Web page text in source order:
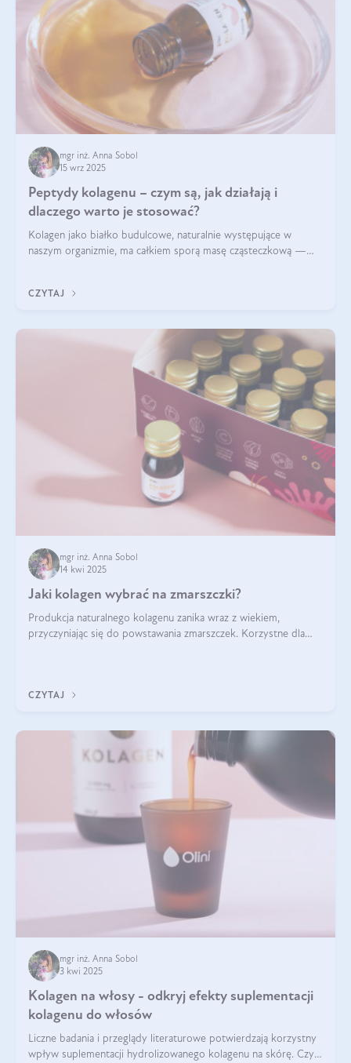
mgr inż. Anna Sobol
15 wrz 2025
Peptydy kolagenu – czym są, jak działają i
dlaczego warto je stosować?
Kolagen jako białko budulcowe, naturalnie występujące w
naszym organizmie, ma całkiem sporą masę cząsteczkową —
bardziej biodostępny
CZYTAJ
mgr inż. Anna Sobol
14 kwi 2025
Jaki kolagen wybrać na zmarszczki?
Produkcja naturalnego kolagenu zanika wraz z wiekiem,
przyczyniając się do powstawania zmarszczek. Korzystne dla
CZYTAJ
mgr inż. Anna Sobol
3 kwi 2025
Kolagen na włosy - odkryj efekty suplementacji
kolagenu do włosów
Liczne badania i przeglądy literaturowe potwierdzają korzystny
wpływ suplementacji hydrolizowanego kolagenu na skórę. Czy